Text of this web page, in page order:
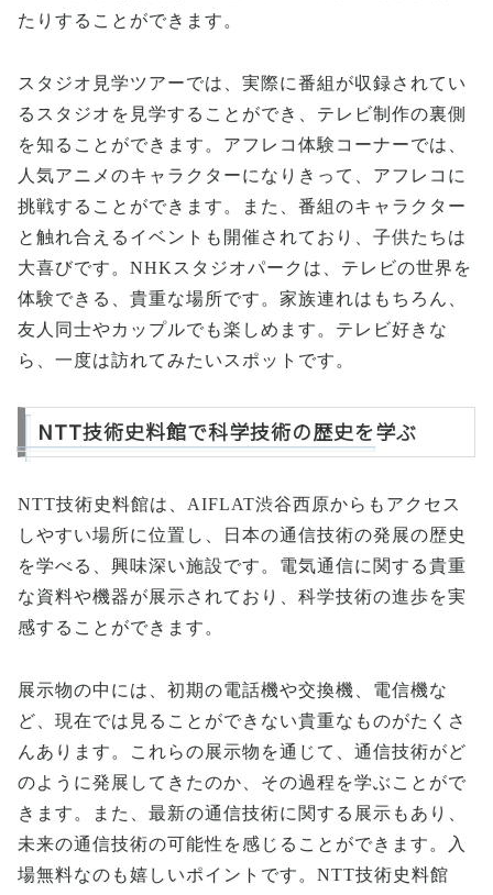
たりすることができます。
スタジオ見学ツアーでは、実際に番組が収録されてい
るスタジオを見学することができ、テレビ制作の裏側
を知ることができます。アフレコ体験コーナーでは、
人気アニメのキャラクターになりきって、アフレコに
挑戦することができます。また、番組のキャラクター
と触れ合えるイベントも開催されており、子供たちは
大喜びです。NHKスタジオパークは、テレビの世界を
体験できる、貴重な場所です。家族連れはもちろん、
友人同士やカップルでも楽しめます。テレビ好きな
ら、一度は訪れてみたいスポットです。
NTT技術史料館で科学技術の歴史を学ぶ
NTT技術史料館は、AIFLAT渋谷西原からもアクセス
しやすい場所に位置し、日本の通信技術の発展の歴史
を学べる、興味深い施設です。電気通信に関する貴重
な資料や機器が展示されており、科学技術の進歩を実
感することができます。
展示物の中には、初期の電話機や交換機、電信機な
ど、現在では見ることができない貴重なものがたくさ
んあります。これらの展示物を通じて、通信技術がど
のように発展してきたのか、その過程を学ぶことがで
きます。また、最新の通信技術に関する展示もあり、
未来の通信技術の可能性を感じることができます。入
場無料なのも嬉しいポイントです。NTT技術史料館